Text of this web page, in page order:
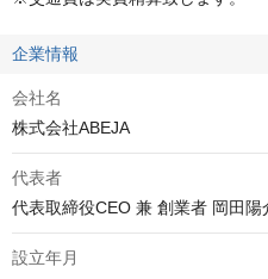
企業情報
会社名
株式会社ABEJA
代表者
代表取締役CEO 兼 創業者 岡田陽
設立年月